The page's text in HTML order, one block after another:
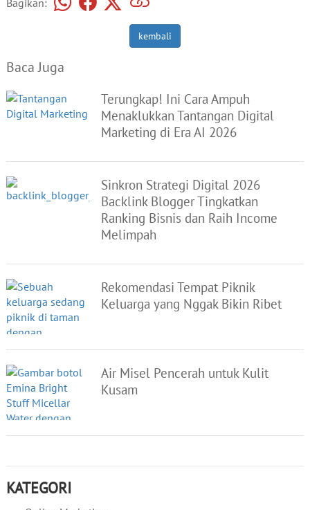
kembali
Baca Juga
Terungkap! Ini Cara Ampuh
Menaklukkan Tantangan Digital
Marketing di Era AI 2026
Sinkron Strategi Digital 2026
Backlink Blogger Tingkatkan
Ranking Bisnis dan Raih Income
Melimpah
Rekomendasi Tempat Piknik
Keluarga yang Nggak Bikin Ribet
Air Misel Pencerah untuk Kulit
Kusam
KATEGORI